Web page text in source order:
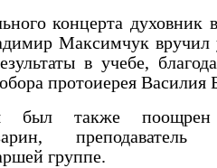
концерта духовник
Максимчук вручил
в учебе,
протоиерея Василия
был также
преподаватель
группе.